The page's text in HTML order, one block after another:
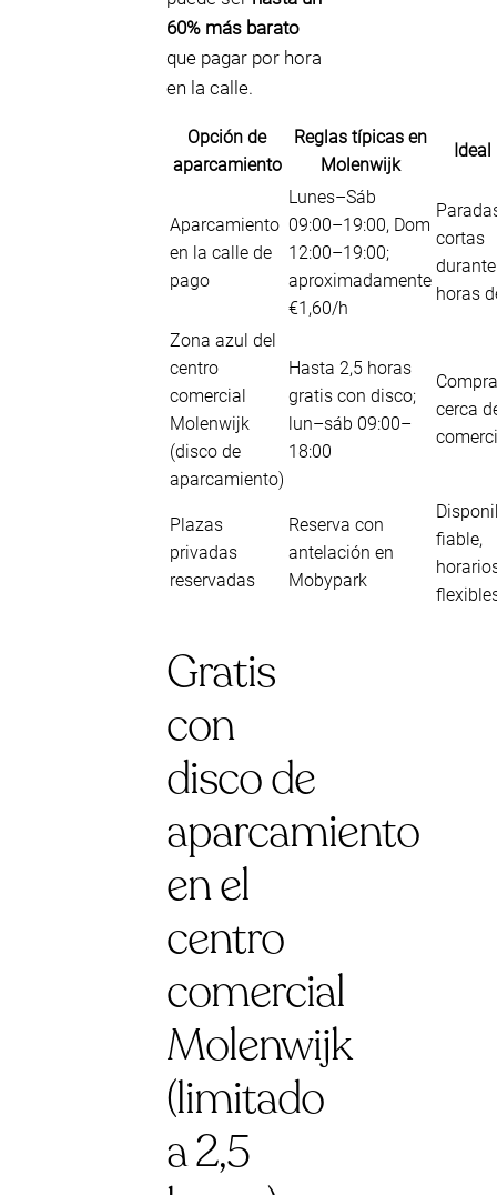
60% más barato
que pagar por hora
en la calle.
Opción de
aparcamiento
Reglas típicas en
Molenwijk
Aparcamiento
en la calle de
pago
Lunes–Sáb
09:00–19:00, Dom
12:00–19:00;
aproximadamente
€1,60/h
cortas
horas
Zona azul del
centro
comercial
Molenwijk
(disco de
aparcamiento)
Hasta 2,5 horas
gratis con disco;
lun–sáb 09:00–
18:00
cerca
Plazas
privadas
reservadas
Reserva con
antelación en
Mobypark
fiable,
Gratis
con
disco de
aparcamiento
en el
centro
comercial
Molenwijk
(limitado
a 2,5